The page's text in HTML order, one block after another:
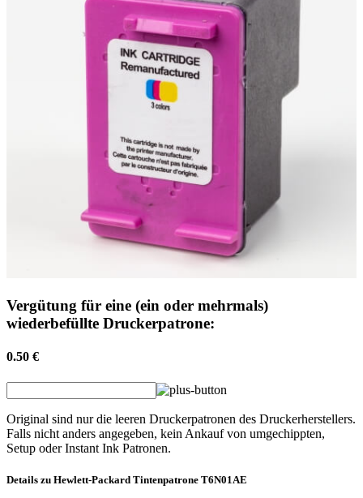
Vergütung für eine (ein oder mehrmals)
wiederbefüllte Druckerpatrone:
0.50 €
Original sind nur die leeren Druckerpatronen des Druckerherstellers.
Falls nicht anders angegeben, kein Ankauf von umgechippten,
Setup oder Instant Ink Patronen.
Details zu Hewlett-Packard Tintenpatrone T6N01AE